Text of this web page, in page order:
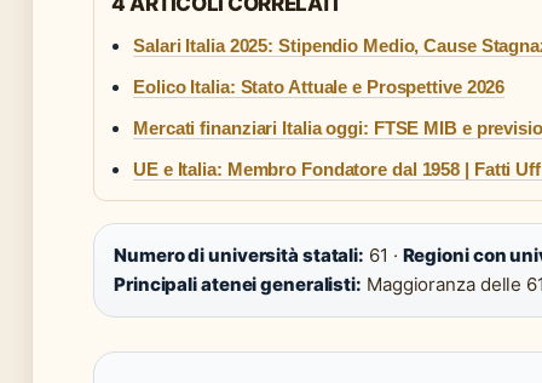
Salari Italia 2025: Stipendio Medio, Cause
Eolico Italia: Stato Attuale e Prospettive 2026
Mercati finanziari Italia oggi: FTSE MIB e
UE e Italia: Membro Fondatore dal 1958 | Fatti
Numero di università statali: 61 · Regioni con
Principali atenei generalisti: Maggioranza delle